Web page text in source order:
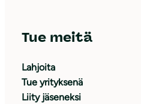
Tue meitä
Lahjoita
Tue yrityksenä
Liity jäseneksi